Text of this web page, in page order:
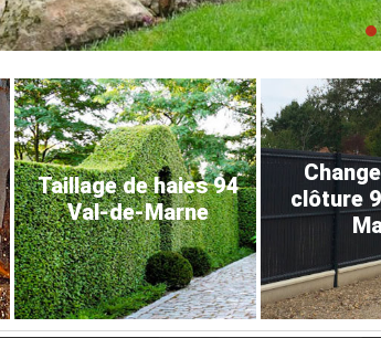
Taillage de haies 94
Val-de-Marne
clôture